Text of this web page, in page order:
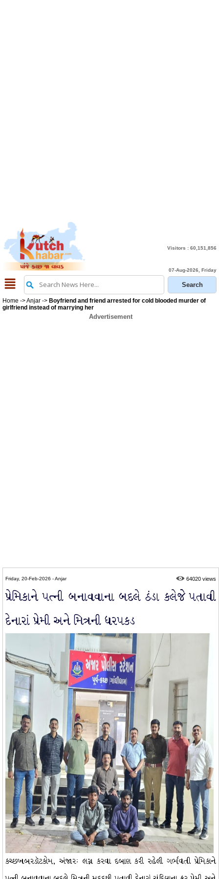
Visitors : 60,151,856
07-Aug-2026, Friday
Home ->Anjar -> Boyfriend and friend arrested for cold blooded murder of
girlfriend instead of marrying her
Advertisement
Friday, 20-Feb-2026 - Anjar 64020 views
પ્રેમિકાને પત્ની બનાવવાના બદલે ઠંડા કલેજે પતાવી
દેનારાં પ્રેમી અને મિત્રની ધરપકડ
કચ્છખબરડૉટકોમ, અંજારઃ લગ્ન કરવા દબાણ કરી રહેલી ગર્ભવતી પ્રેમિકાને